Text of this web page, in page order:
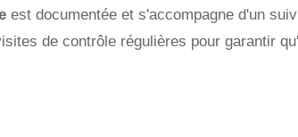
est documentée et s'accompagne d'un
de contrôle régulières pour garantir